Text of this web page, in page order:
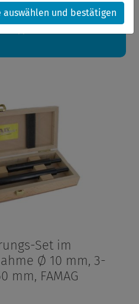
verschickt.
Sommerpause
Set im
Ø 10 mm, 3-
mm, FAMAG
auswählen und bestätigen